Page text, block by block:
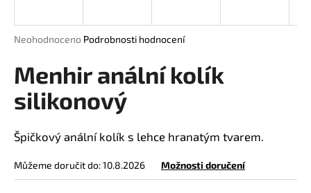
Průměrné
produktu
je
z
hvězdiček.
Neohodnoceno Podrobnosti hodnocení
Menhir anální kolík
silikonový
Špičkový anální kolík s lehce hranatým tvarem.
Můžeme doručit do:10.8.2026 Možnosti doručení
j
t
?
HLEDAT